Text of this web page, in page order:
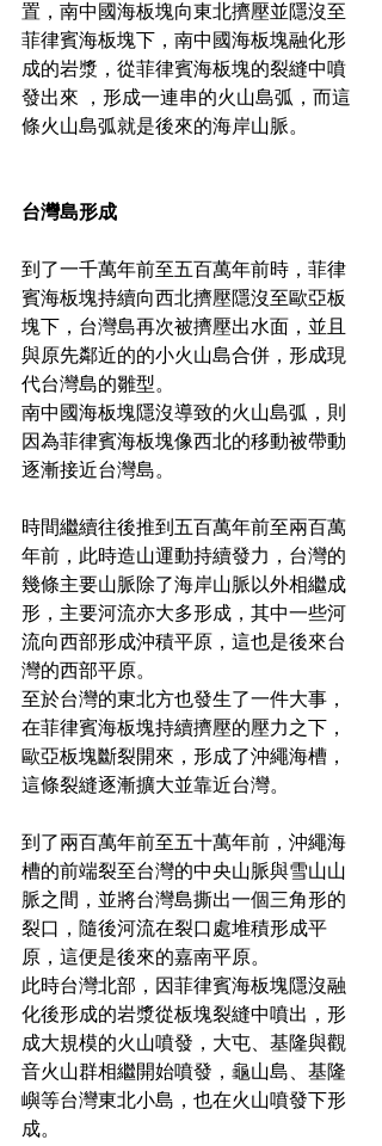
置，南中國海板塊向東北擠壓並隱沒至
菲律賓海板塊下，南中國海板塊融化形
成的岩漿，從菲律賓海板塊的裂縫中噴
發出來 ，形成一連串的火山島弧，而這
條火山島弧就是後來的海岸山脈。
台灣島形成
到了一千萬年前至五百萬年前時，菲律
賓海板塊持續向西北擠壓隱沒至歐亞板
塊下，台灣島再次被擠壓出水面，並且
與原先鄰近的的小火山島合併，形成現
代台灣島的雛型。
南中國海板塊隱沒導致的火山島弧，則
因為菲律賓海板塊像西北的移動被帶動
逐漸接近台灣島。
時間繼續往後推到五百萬年前至兩百萬
年前，此時造山運動持續發力，台灣的
幾條主要山脈除了海岸山脈以外相繼成
形，主要河流亦大多形成，其中一些河
流向西部形成沖積平原，這也是後來台
灣的西部平原。
至於台灣的東北方也發生了一件大事，
在菲律賓海板塊持續擠壓的壓力之下，
歐亞板塊斷裂開來，形成了沖繩海槽，
這條裂縫逐漸擴大並靠近台灣。
到了兩百萬年前至五十萬年前，沖繩海
槽的前端裂至台灣的中央山脈與雪山山
脈之間，並將台灣島撕出一個三角形的
裂口，隨後河流在裂口處堆積形成平
原，這便是後來的嘉南平原。
此時台灣北部，因菲律賓海板塊隱沒融
化後形成的岩漿從板塊裂縫中噴出，形
成大規模的火山噴發，大屯、基隆與觀
音火山群相繼開始噴發，龜山島、基隆
嶼等台灣東北小島，也在火山噴發下形
成。